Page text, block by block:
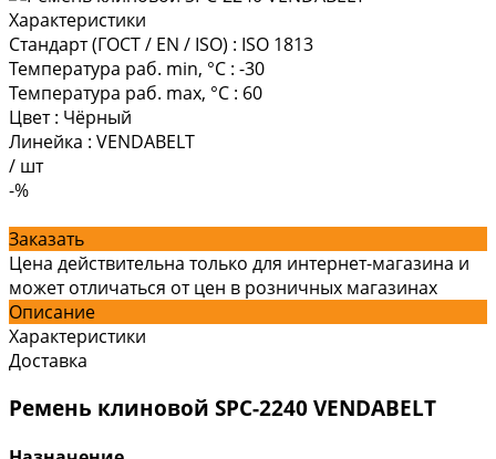
Характеристики
Стандарт (ГОСТ / EN / ISO) : ISO 1813
Температура раб. min, °C : -30
Температура раб. max, °C : 60
Цвет : Чёрный
Линейка : VENDABELT
/ шт
-%
Заказать
Цена действительна только для интернет-магазина и
может отличаться от цен в розничных магазинах
Описание
Характеристики
Доставка
Ремень клиновой SPC-2240 VENDABELT